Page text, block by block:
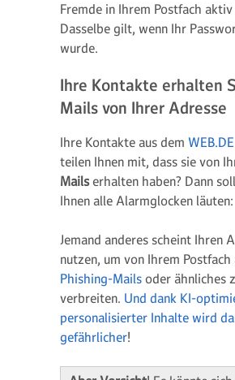
Fremde in Ihrem Postfach
Dasselbe gilt, wenn Ihr
wurde.
Ihre Kontakte erhalten
Mails von Ihrer Adresse
Ihre Kontakte aus dem
teilen Ihnen mit, dass sie von
Mailserhalten haben? Dann
Ihnen alle Alarmglocken läuten:
Jemand anderes scheint Ihren
nutzen, um von Ihrem Postfach
Phishing-Mails oder ähnliches
verbreiten. Und dank KI-
personalisierter Inhalte wird
gefährlicher!